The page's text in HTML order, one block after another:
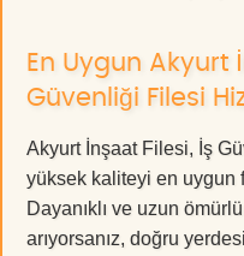
En Uygun Akyurt
Güvenliği Filesi
Akyurt İnşaat Filesi, İş
yüksek kaliteyi en uygun
Dayanıklı ve uzun
arıyorsanız, doğru